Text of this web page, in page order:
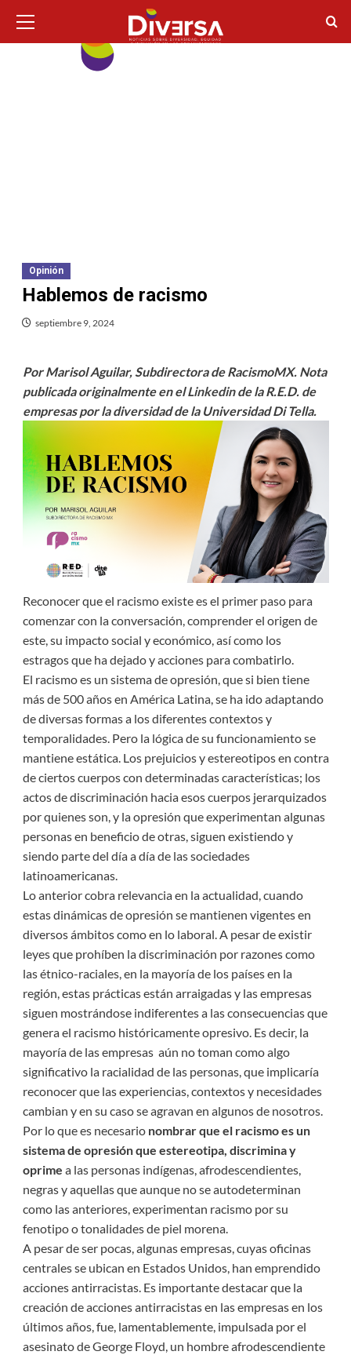
contenido
principal
Opinión
Hablemos de racismo
septiembre 9, 2024
Por Marisol Aguilar, Subdirectora de RacismoMX. Nota
publicada originalmente en elLinkedinde la R.E.D. de
empresas por la diversidad de la Universidad Di Tella.
Reconocer que el racismo existe es el primer paso para
comenzar con la conversación, comprender el origen de
este, su impacto social y económico, así como los
estragos que ha dejado y acciones para combatirlo.
El racismo es un sistema de opresión, que si bien tiene
más de 500 años en América Latina, se ha ido adaptando
de diversas formas a los diferentes contextos y
temporalidades. Pero la lógica de su funcionamiento se
mantiene estática. Los prejuicios y estereotipos en contra
de ciertos cuerpos con determinadas características; los
actos de discriminación hacia esos cuerpos jerarquizados
por quienes son, y la opresión que experimentan algunas
personas en beneficio de otras, siguen existiendo y
siendo parte del día a día de las sociedades
latinoamericanas.
Lo anterior cobra relevancia en la actualidad, cuando
estas dinámicas de opresión se mantienen vigentes en
diversos ámbitos como en lo laboral. A pesar de existir
leyes que prohíben la discriminación por razones como
las étnico-raciales, en la mayoría de los países en la
región, estas prácticas están arraigadas y las empresas
siguen mostrándose indiferentes a las consecuencias que
genera el racismo históricamente opresivo. Es decir, la
mayoría de las empresas aún no toman como algo
significativo la racialidad de las personas, que implicaría
reconocer que las experiencias, contextos y necesidades
cambian y en su caso se agravan en algunos de nosotros.
Por lo que es necesario nombrar que el racismo es un
sistema de opresión que estereotipa, discrimina y
oprime a las personas indígenas, afrodescendientes,
negras y aquellas que aunque no se autodeterminan
como las anteriores, experimentan racismo por su
fenotipo o tonalidades de piel morena.
A pesar de ser pocas, algunas empresas, cuyas oficinas
centrales se ubican en Estados Unidos, han emprendido
acciones antirracistas. Es importante destacar que la
creación de acciones antirracistas en las empresas en los
últimos años, fue, lamentablemente, impulsada por el
asesinato de George Floyd, un hombre afrodescendiente